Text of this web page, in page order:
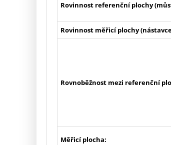
Rovinnost referenční plochy
Rovinnost měřicí plochy
Rovnoběžnost mezi referenční
Měřicí plocha: